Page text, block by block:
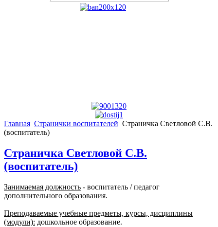
Главная Странички воспитателей Страничка Светловой С.В.
(воспитатель)
Страничка Светловой С.В.
(воспитатель)
Занимаемая должность - воспитатель / педагог
дополнительного образования.
Преподаваемые учебные предметы, курсы, дисциплины
(модули): дошкольное образование.